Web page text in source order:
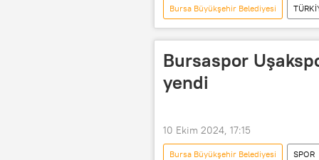
Bursa Büyükşehir Belediyesi
Bursa Deniz Otobüsleri (BUDO)
Bursaspor
yendi
10 Ekim 2024, 17:15
Bursa Büyükşehir Belediyesi SPOR